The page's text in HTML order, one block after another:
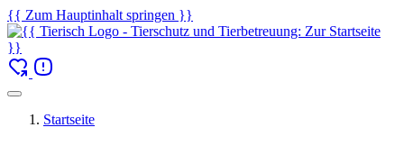
{{ Zum Hauptinhalt springen }}
Startseite